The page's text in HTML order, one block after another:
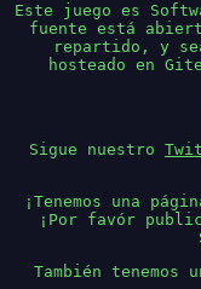
Este juego es
fuente está
repartido, y
hosteado en
Sigue nuestro
¡Tenemos una
¡Por favór
También tenemos